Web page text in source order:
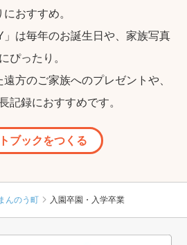
におすすめ。
」は毎年のお誕生日や、家族写真
にぴったり。
方のご家族へのプレゼントや、
記録におすすめです。
ブックをつくる
んのう町 入園卒園・入学卒業